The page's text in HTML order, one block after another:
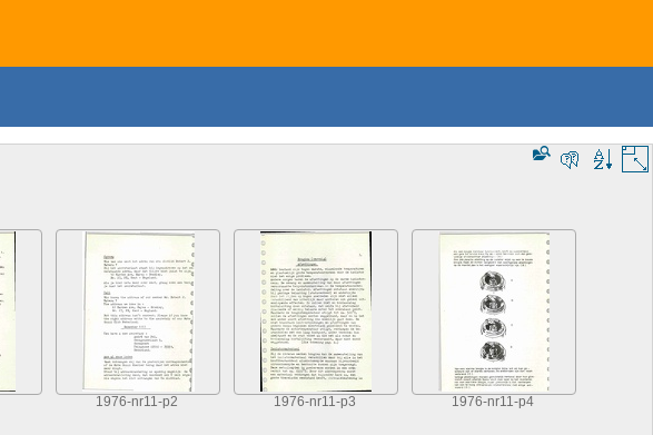
1976-nr11-p2 1976-nr11-p3 1976-nr11-p4